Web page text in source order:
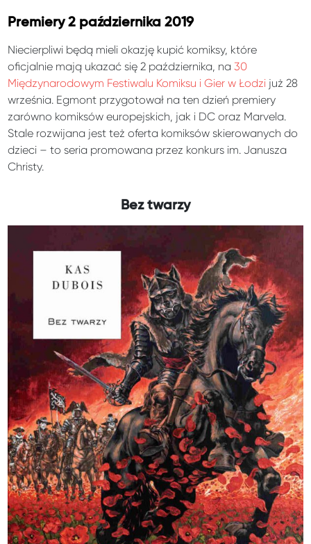
Premiery 2 października 2019
Niecierpliwi będą mieli okazję kupić komiksy, które
oficjalnie mają ukazać się 2 października, na30
Międzynarodowym Festiwalu Komiksu i Gier w Łodzi już 28
września. Egmont przygotował na ten dzień premiery
zarówno komiksów europejskich, jak i DC oraz Marvela.
Stale rozwijana jest też oferta komiksów skierowanych do
dzieci – to seria promowana przez konkurs im. Janusza
Christy.
Bez twarzy